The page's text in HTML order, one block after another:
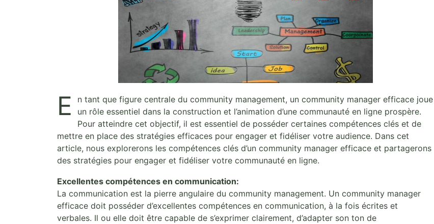
E
n tant que figure centrale du community management, un community manager efficace joue
un rôle essentiel dans la construction et l’animation d’une communauté en ligne prospère.
Pour atteindre cet objectif, il est essentiel de posséder certaines compétences clés et de
mettre en place des stratégies efficaces pour engager et fidéliser votre audience. Dans cet
article, nous explorerons les compétences clés d’un community manager efficace et partagerons
des stratégies pour engager et fidéliser votre communauté en ligne.
Excellentes compétences en communication:
La communication est la pierre angulaire du community management. Un community manager
efficace doit posséder d’excellentes compétences en communication, à la fois écrites et
verbales. Il ou elle doit être capable de s’exprimer clairement, d’adapter son ton de